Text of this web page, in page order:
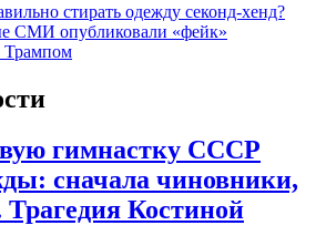
стирать одежду секонд-хенд?
СМИ опубликовали «фейк»
Трампом
гимнастку СССР
сначала чиновники,
Трагедия Костиной